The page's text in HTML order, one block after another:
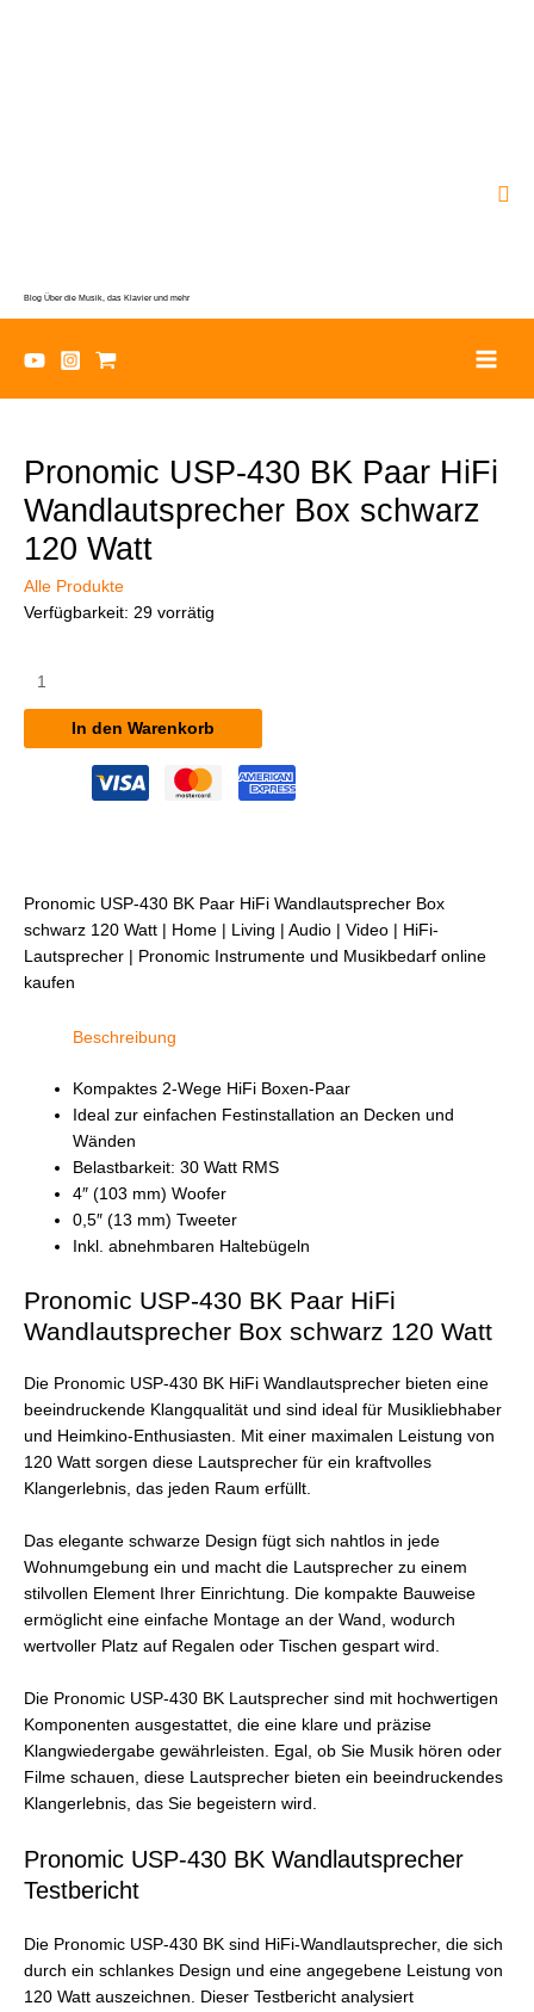
Blog Über die Musik, das Klavier und mehr
Pronomic USP-430 BK Paar HiFi
Wandlautsprecher Box schwarz
120 Watt
Alle Produkte
Verfügbarkeit: 29 vorrätig
USP-
BK
120
Watt
Menge
In den Warenkorb
Pronomic USP-430 BK Paar HiFi Wandlautsprecher Box
schwarz 120 Watt | Home | Living | Audio | Video | HiFi-
Lautsprecher | Pronomic Instrumente und Musikbedarf online
kaufen
Beschreibung
Kompaktes 2-Wege HiFi Boxen-Paar
Ideal zur einfachen Festinstallation an Decken und
Wänden
Belastbarkeit: 30 Watt RMS
4″ (103 mm) Woofer
0,5″ (13 mm) Tweeter
Inkl. abnehmbaren Haltebügeln
Pronomic USP-430 BK Paar HiFi
Wandlautsprecher Box schwarz 120 Watt
Die Pronomic USP-430 BK HiFi Wandlautsprecher bieten eine
beeindruckende Klangqualität und sind ideal für Musikliebhaber
und Heimkino-Enthusiasten. Mit einer maximalen Leistung von
120 Watt sorgen diese Lautsprecher für ein kraftvolles
Klangerlebnis, das jeden Raum erfüllt.
Das elegante schwarze Design fügt sich nahtlos in jede
Wohnumgebung ein und macht die Lautsprecher zu einem
stilvollen Element Ihrer Einrichtung. Die kompakte Bauweise
ermöglicht eine einfache Montage an der Wand, wodurch
wertvoller Platz auf Regalen oder Tischen gespart wird.
Die Pronomic USP-430 BK Lautsprecher sind mit hochwertigen
Komponenten ausgestattet, die eine klare und präzise
Klangwiedergabe gewährleisten. Egal, ob Sie Musik hören oder
Filme schauen, diese Lautsprecher bieten ein beeindruckendes
Klangerlebnis, das Sie begeistern wird.
Pronomic USP-430 BK Wandlautsprecher
Testbericht
Die Pronomic USP-430 BK sind HiFi-Wandlautsprecher, die sich
durch ein schlankes Design und eine angegebene Leistung von
120 Watt auszeichnen. Dieser Testbericht analysiert